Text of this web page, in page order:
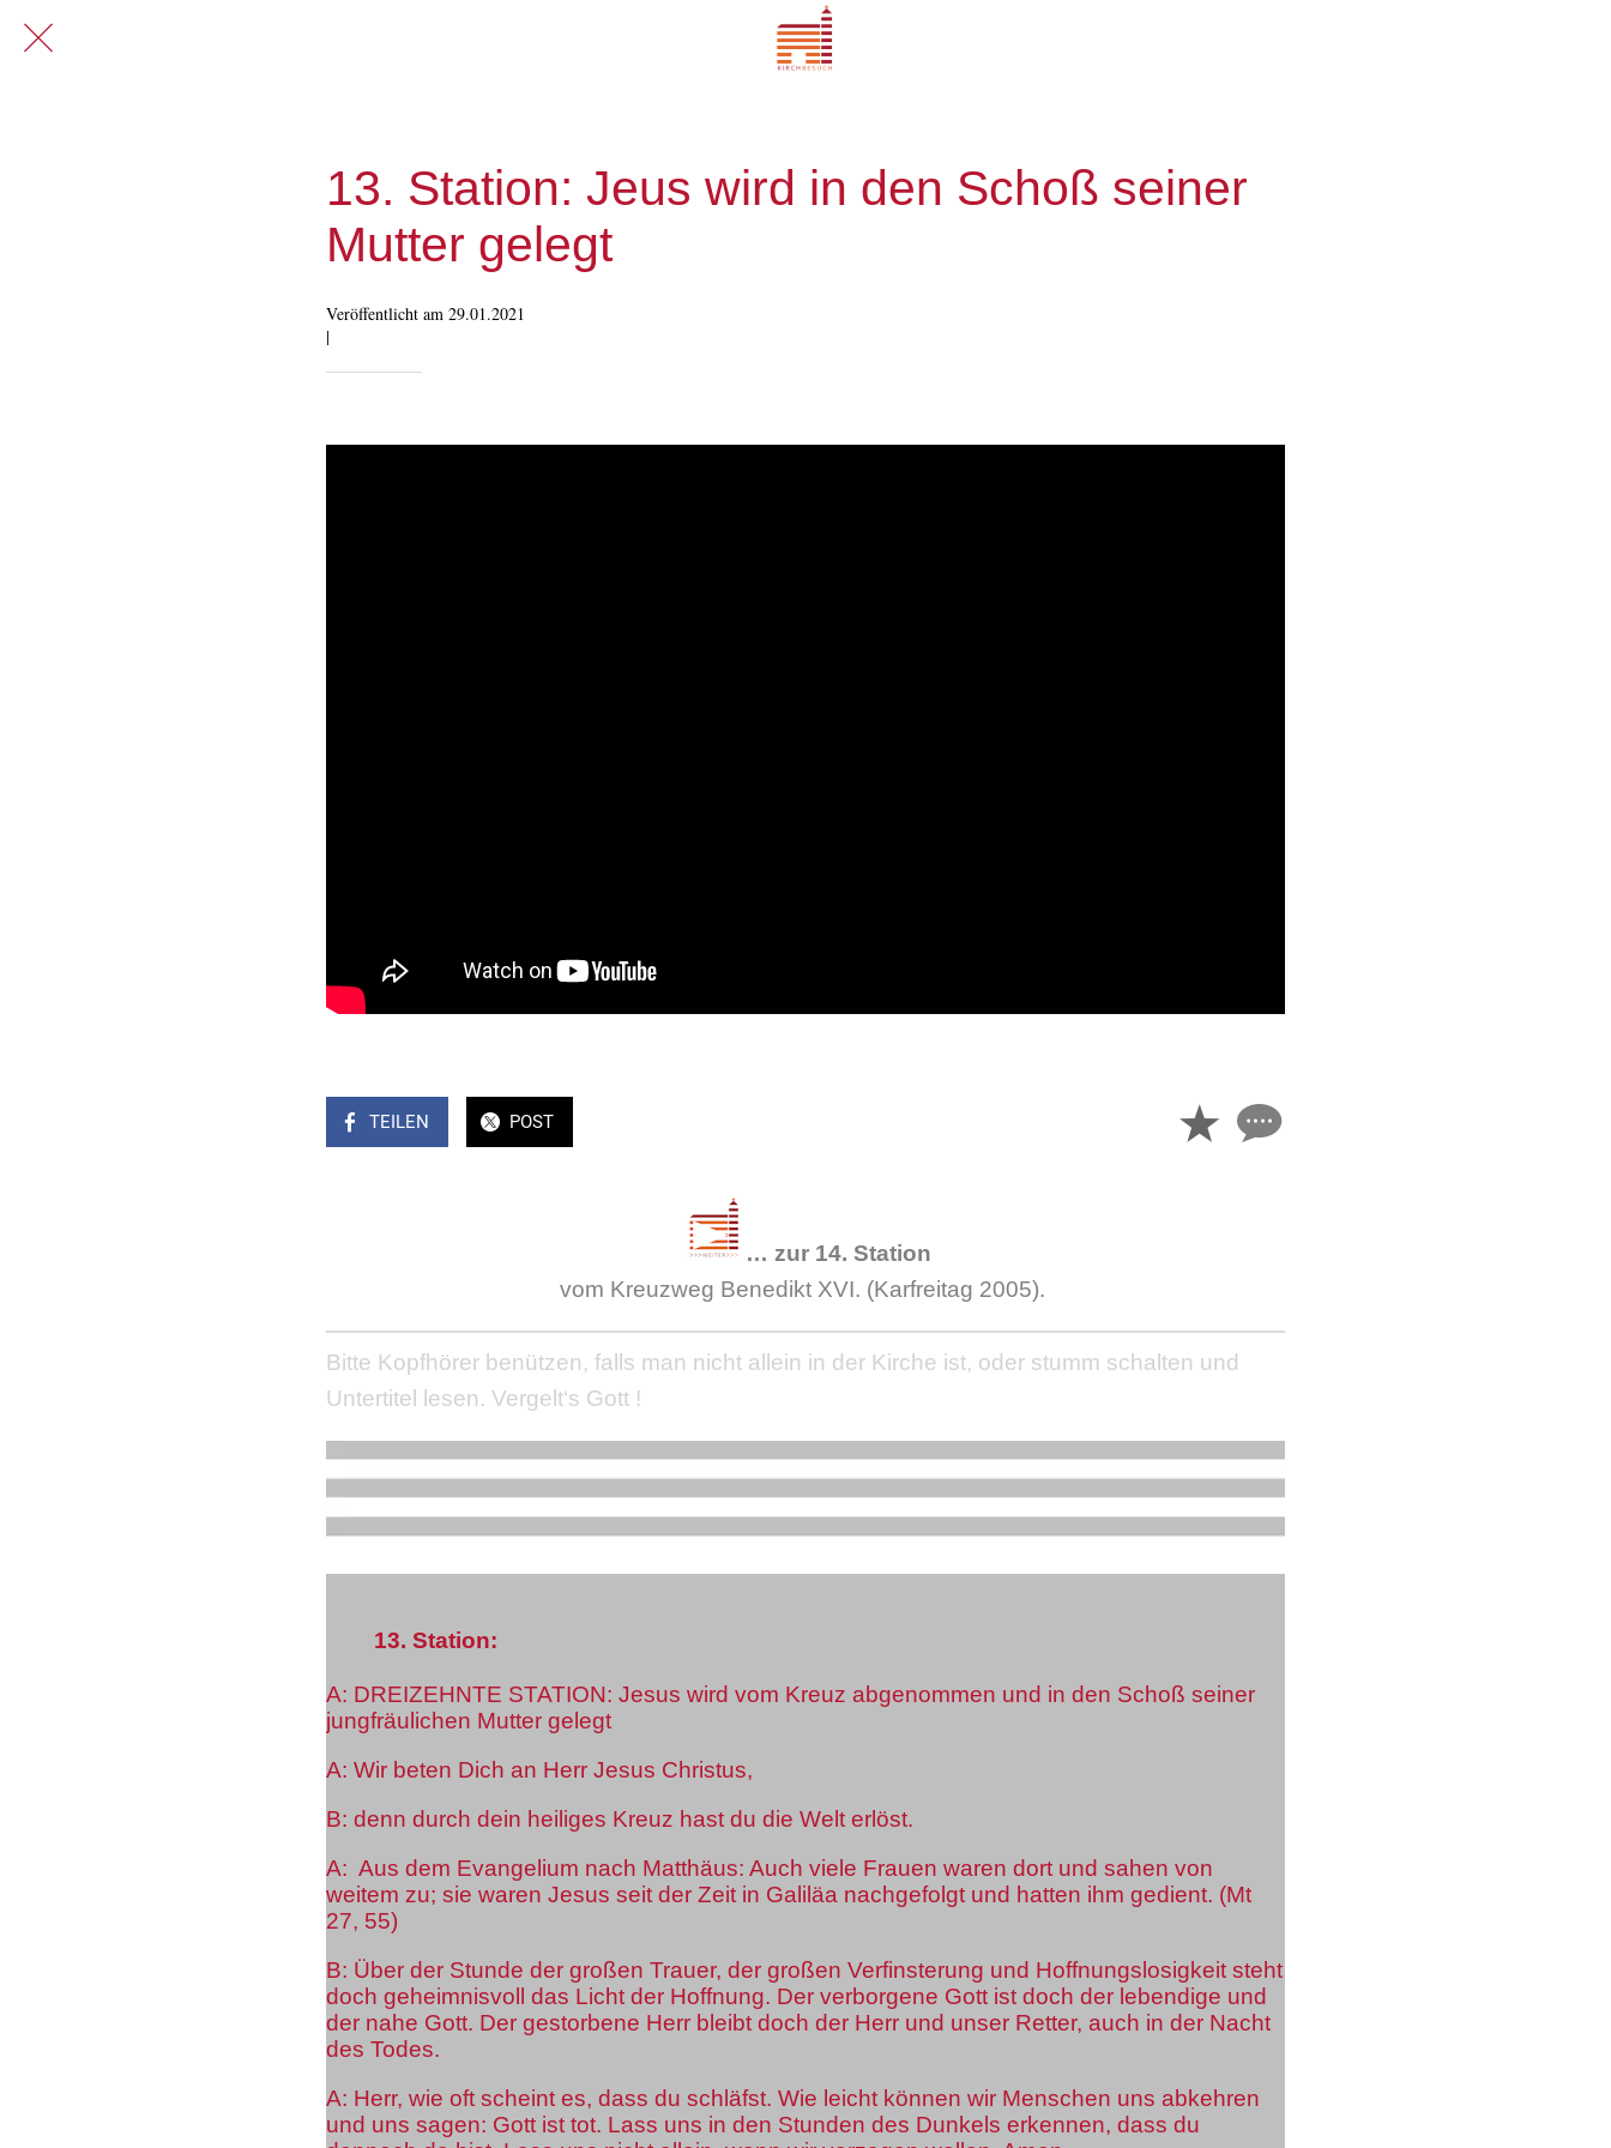
13. Station: Jeus wird in den Schoß seiner
Mutter gelegt
Veröffentlicht am 29.01.2021
|
TEILEN POST
… zur 14. Station
vom Kreuzweg Benedikt XVI. (Karfreitag 2005).
Bitte Kopfhörer benützen, falls man nicht allein in der Kirche ist, oder stumm schalten und
Untertitel lesen. Vergelt‘s Gott !
13. Station:
A: DREIZEHNTE STATION: Jesus wird vom Kreuz abgenommen und in den Schoß seiner
jungfräulichen Mutter gelegt
A: Wir beten Dich an Herr Jesus Christus,
B: denn durch dein heiliges Kreuz hast du die Welt erlöst.
A: Aus dem Evangelium nach Matthäus: Auch viele Frauen waren dort und sahen von
weitem zu; sie waren Jesus seit der Zeit in Galiläa nachgefolgt und hatten ihm gedient. (Mt
27, 55)
B: Über der Stunde der großen Trauer, der großen Verfinsterung und Hoffnungslosigkeit steht
doch geheimnisvoll das Licht der Hoffnung. Der verborgene Gott ist doch der lebendige und
der nahe Gott. Der gestorbene Herr bleibt doch der Herr und unser Retter, auch in der Nacht
des Todes.
A: Herr, wie oft scheint es, dass du schläfst. Wie leicht können wir Menschen uns abkehren
und uns sagen: Gott ist tot. Lass uns in den Stunden des Dunkels erkennen, dass du